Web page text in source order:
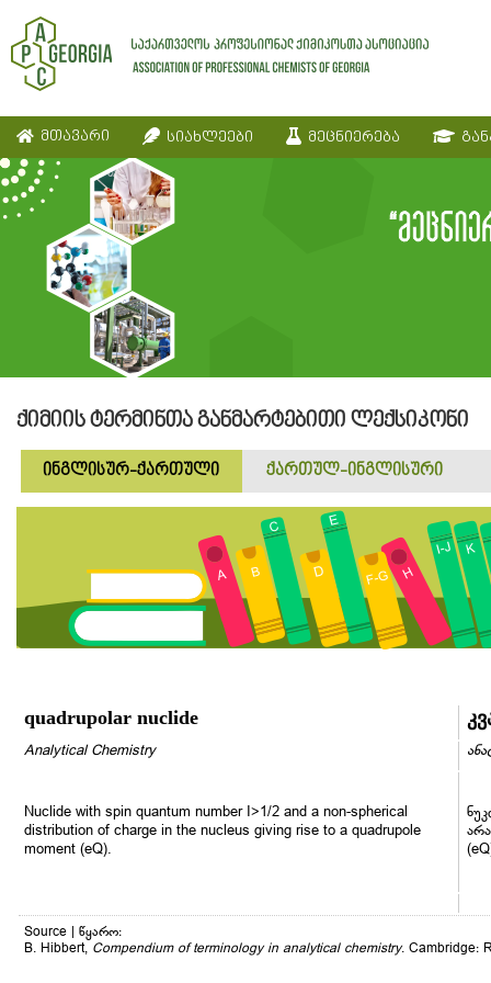
მთავარი სიახლეები მეცნიერება
ქიმიის ტერმინთა განმარტებითი ლექსიკონი
ინგლისურ-ქართული ქართულ-ინგლისური
quadrupolar nuclide
Analytical Chemistry
Nuclide with spin quantum number I>1/2 and a non-spherical
distribution of charge in the nucleus giving rise to a quadrupole
moment (eQ).
Source | წყარო:
B. Hibbert, Compendium of terminology in analytical chemistry. Cambridge: